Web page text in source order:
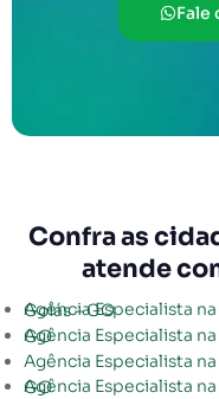
Fale
Confra as
atende
Agência Especialista na Criação de Site em Abadia de Goiás – GO
Agência Especialista na Criação de Site em Abadiânia – GO
Agência Especialista
Agência Especialista na Criação de Site em Adelândia – GO